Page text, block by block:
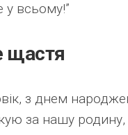
у всьому!”
щастя
з днем
за нашу